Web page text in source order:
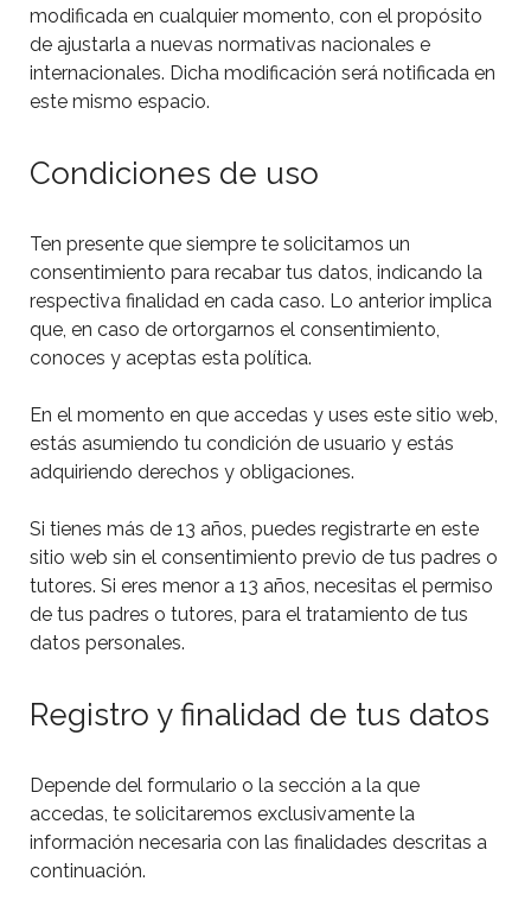
modificada en cualquier momento, con el propósito
de ajustarla a nuevas normativas nacionales e
internacionales. Dicha modificación será notificada en
este mismo espacio.
Condiciones de uso
Ten presente que siempre te solicitamos un
consentimiento para recabar tus datos, indicando la
respectiva finalidad en cada caso. Lo anterior implica
que, en caso de ortorgarnos el consentimiento,
conoces y aceptas esta política.
En el momento en que accedas y uses este sitio web,
estás asumiendo tu condición de usuario y estás
adquiriendo derechos y obligaciones.
Si tienes más de 13 años, puedes registrarte en este
sitio web sin el consentimiento previo de tus padres o
tutores. Si eres menor a 13 años, necesitas el permiso
de tus padres o tutores, para el tratamiento de tus
datos personales.
Registro y finalidad de tus datos
Depende del formulario o la sección a la que
accedas, te solicitaremos exclusivamente la
información necesaria con las finalidades descritas a
continuación.